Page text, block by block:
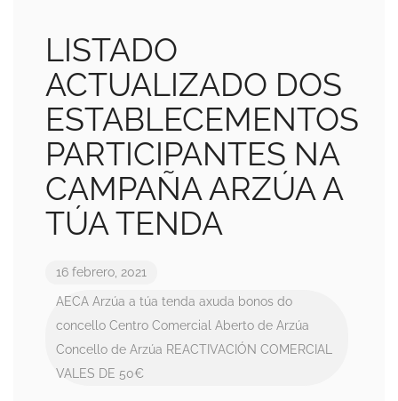
LISTADO
ACTUALIZADO DOS
ESTABLECEMENTOS
PARTICIPANTES NA
CAMPAÑA ARZÚA A
TÚA TENDA
16 febrero, 2021
AECA Arzúa a túa tenda axuda bonos do
concello Centro Comercial Aberto de Arzúa
Concello de Arzúa REACTIVACIÓN COMERCIAL
VALES DE 50€